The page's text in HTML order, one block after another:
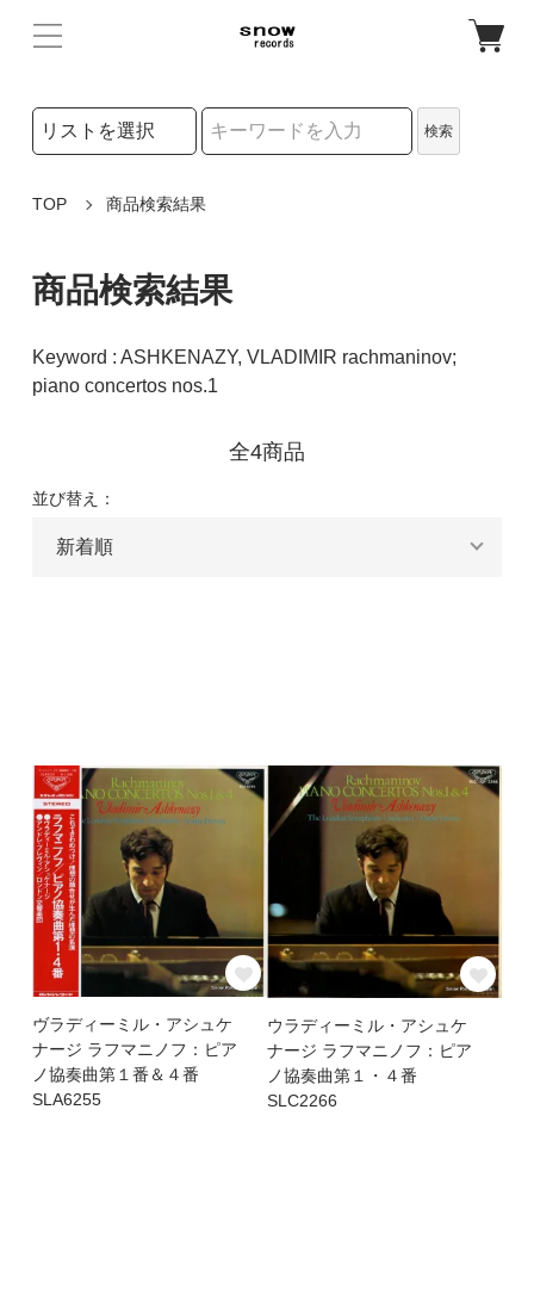
検索リストの選択
検索
TOP 商品検索結果
商品検索結果
Keyword : ASHKENAZY, VLADIMIR rachmaninov;
piano concertos nos.1
全4商品
並び替え：
ヴラディーミル・アシュケ
ナージ ラフマニノフ：ピア
ノ協奏曲第１番＆４番
SLA6255
ウラディーミル・アシュケ
ナージ ラフマニノフ：ピア
ノ協奏曲第１・４番
SLC2266